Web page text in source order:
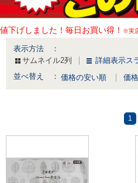
値下げしました！毎日お買い得！ ※実
表示方法 ：
サムネイル2列
詳細表示ス
並べ替え ： 価格の安い順 価
1